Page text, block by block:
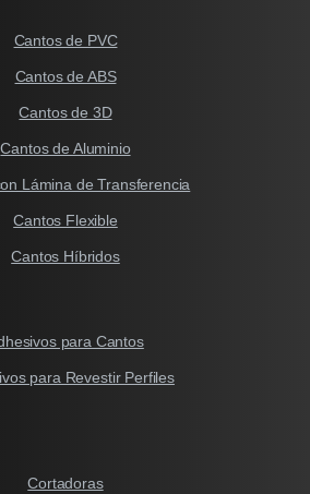
Cantos de PVC
Cantos de ABS
Cantos de 3D
Cantos de Aluminio
Lámina de Transferencia
Cantos Flexible
Cantos Híbridos
para Cantos
para Revestir Perfiles
Cortadoras